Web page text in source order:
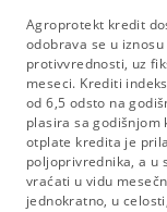
Agroprotekt kredit
odobrava se u
protivvrednosti, uz
meseci. Krediti
od 6,5 odsto na
plasira sa godišnjom
otplate kredita je
poljoprivrednika, a u
vraćati u vidu
jednokratno, u